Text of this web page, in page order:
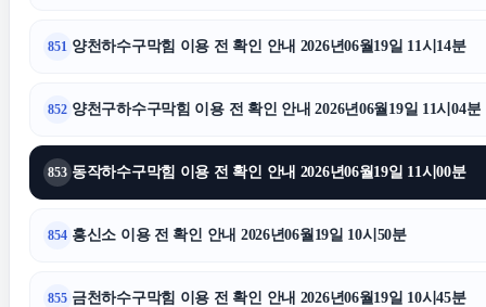
851 양천하수구막힘 이용 전 확인 안내 2026년06월19일 11시14분
852 양천구하수구막힘 이용 전 확인 안내 2026년06월19일 11시04분
853 동작하수구막힘 이용 전 확인 안내 2026년06월19일 11시00분
854 흥신소 이용 전 확인 안내 2026년06월19일 10시50분
855 금천하수구막힘 이용 전 확인 안내 2026년06월19일 10시45분